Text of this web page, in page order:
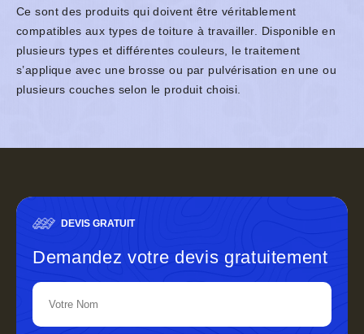
Ce sont des produits qui doivent être véritablement
compatibles aux types de toiture à travailler. Disponible en
plusieurs types et différentes couleurs, le traitement
s’applique avec une brosse ou par pulvérisation en une ou
plusieurs couches selon le produit choisi.
DEVIS GRATUIT
Demandez votre devis gratuitement